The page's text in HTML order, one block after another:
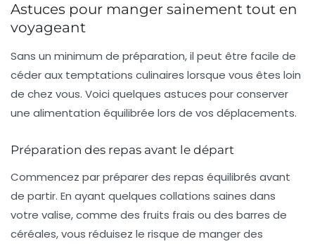
Astuces pour manger sainement tout en
voyageant
Sans un minimum de préparation, il peut être facile de
céder aux temptations culinaires lorsque vous êtes loin
de chez vous. Voici quelques astuces pour conserver
une alimentation équilibrée lors de vos déplacements.
Préparation des repas avant le départ
Commencez par préparer des repas équilibrés avant
de partir. En ayant quelques collations saines dans
votre valise, comme des fruits frais ou des barres de
céréales, vous réduisez le risque de manger des